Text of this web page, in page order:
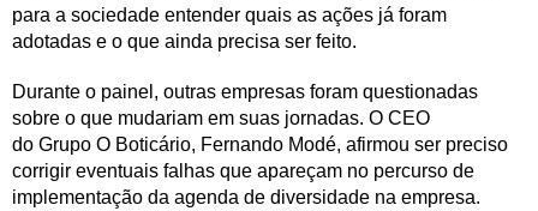
para a sociedade entender quais as ações já foram
adotadas e o que ainda precisa ser feito.
Durante o painel, outras empresas foram questionadas
sobre o que mudariam em suas jornadas. O CEO
do Grupo O Boticário, Fernando Modé, afirmou ser preciso
corrigir eventuais falhas que apareçam no percurso de
implementação da agenda de diversidade na empresa.